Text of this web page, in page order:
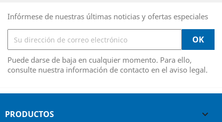
Infórmese de nuestras últimas noticias y ofertas especiales
Puede darse de baja en cualquier momento. Para ello,
consulte nuestra información de contacto en el aviso legal.
PRODUCTOS 